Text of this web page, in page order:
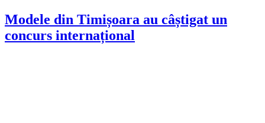
Modele din Timișoara au câștigat un
concurs internațional